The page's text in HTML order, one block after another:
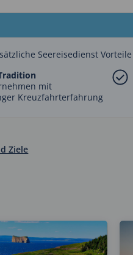
Seereisedienst Vorteile
mit
Kreuzfahrterfahrung
Ziele